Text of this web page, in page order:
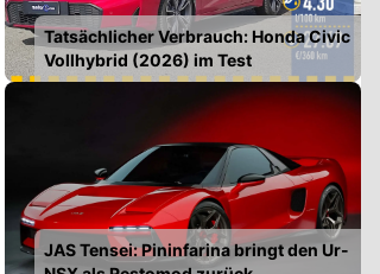
Tatsächlicher Verbrauch: Honda Civic
Vollhybrid (2026) im Test
JAS Tensei: Pininfarina bringt den Ur-